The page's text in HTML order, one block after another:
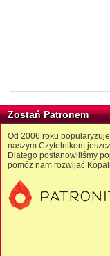
Zostań Patronem
Od 2006 roku
naszym Czytelnikom
Dlatego postanowiliśmy
pomóż nam rozwijać